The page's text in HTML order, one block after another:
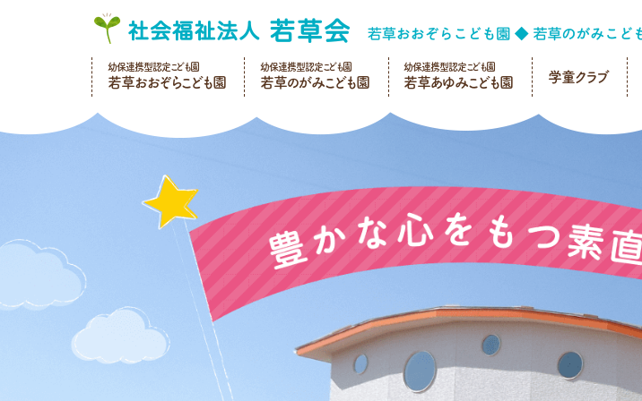
幼保連携型認定こども園
若草おおぞらこども園
幼保連携型認定こども園
若草のがみこども園
幼保連携型認定こども園
若草あゆみこども園 学童クラブ